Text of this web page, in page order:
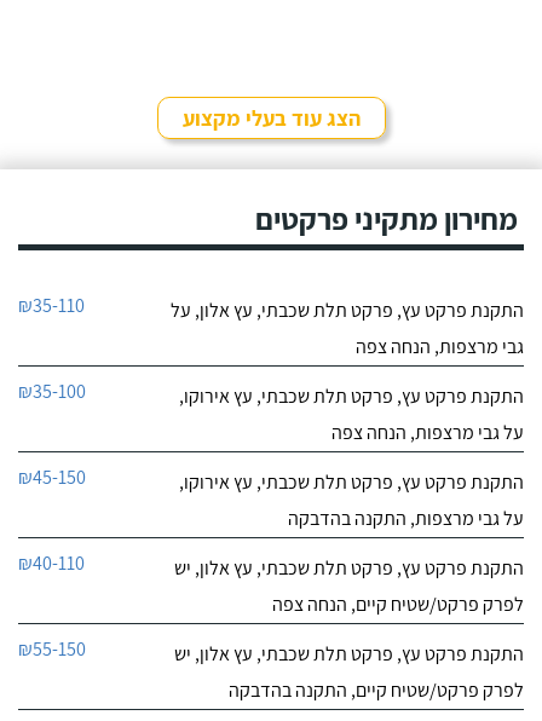
הצג עוד בעלי מקצוע
מחירון מתקיני פרקטים
התקנת פרקט עץ, פרקט תלת שכבתי, עץ אלון, על
גבי מרצפות, הנחה צפה
₪35-110
התקנת פרקט עץ, פרקט תלת שכבתי, עץ אירוקו,
על גבי מרצפות, הנחה צפה
₪35-100
התקנת פרקט עץ, פרקט תלת שכבתי, עץ אירוקו,
על גבי מרצפות, התקנה בהדבקה
₪45-150
התקנת פרקט עץ, פרקט תלת שכבתי, עץ אלון, יש
לפרק פרקט/שטיח קיים, הנחה צפה
₪40-110
התקנת פרקט עץ, פרקט תלת שכבתי, עץ אלון, יש
לפרק פרקט/שטיח קיים, התקנה בהדבקה
₪55-150